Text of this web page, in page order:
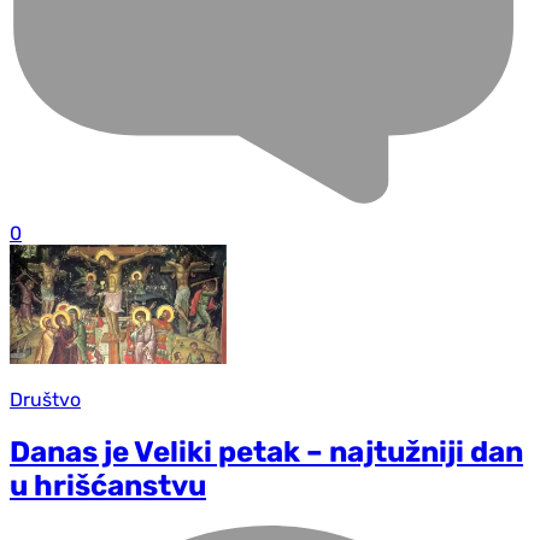
0
Društvo
Danas je Veliki petak – najtužniji dan
u hrišćanstvu